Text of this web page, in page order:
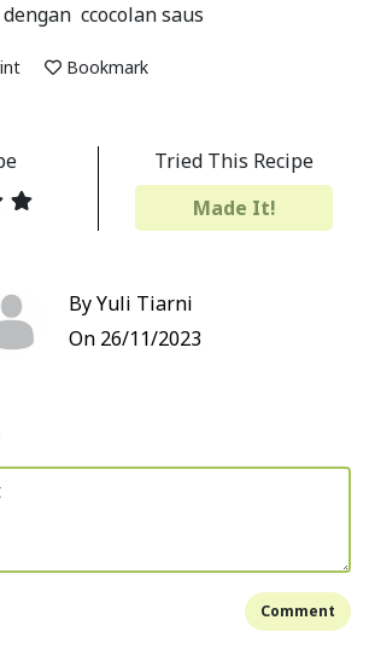
ccocolan saus
Bookmark
Tried This Recipe
Made It!
By Yuli Tiarni
On 26/11/2023
Comment